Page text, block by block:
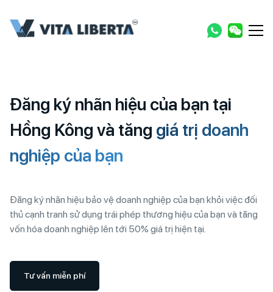
Đăng ký nhãn hiệu của bạn tại
Hồng Kông và tăng giá trị doanh
nghiệp của bạn
Đăng ký nhãn hiệu bảo vệ doanh nghiệp của bạn khỏi việc đối
thủ cạnh tranh sử dụng trái phép thương hiệu của bạn và tăng
vốn hóa doanh nghiệp lên tới 50% giá trị hiện tại.
Tư vấn miễn phí